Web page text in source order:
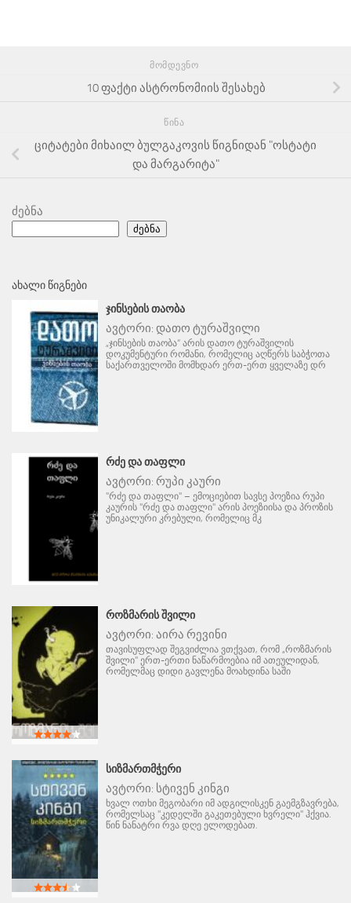
ᲛᲝᲛᲓᲔᲕᲜᲝ
10 ფაქტი ასტრონომიის შესახებ
ᲬᲘᲜᲐ
ციტატები მიხაილ ბულგაკოვის წიგნიდან "ოსტატი
და მარგარიტა"
ძებნა
ძებნა
ᲐᲮᲐᲚᲘ ᲬᲘᲒᲜᲔᲑᲘ
ᲯᲘᲜᲡᲔᲑᲘᲡ ᲗᲐᲝᲑᲐ
ავტორი: დათო ტურაშვილი
„ჯინსების თაობა“ არის დათო ტურაშვილის
დოკუმენტური რომანი, რომელიც აღწერს საბჭოთა
საქართველოში მომხდარ ერთ-ერთ ყველაზე დრ
ᲠᲫᲔ ᲓᲐ ᲗᲐᲤᲚᲘ
ავტორი: რუპი კაური
"რძე და თაფლი" – ემოციებით სავსე პოეზია რუპი
კაურის "რძე და თაფლი" არის პოეზიისა და პროზის
უნიკალური კრებული, რომელიც მკ
ᲠᲝᲖᲛᲐᲠᲘᲡ ᲨᲕᲘᲚᲘ
ავტორი: აირა რევინი
თავისუფლად შეგვიძლია ვთქვათ, რომ „როზმარის
შვილი" ერთ-ერთი ნაწარმოებია იმ ათეულიდან,
რომელმაც დიდი გავლენა მოახდინა საში
ᲡᲘᲖᲛᲐᲠᲗᲛᲭᲔᲠᲘ
ავტორი: სტივენ კინგი
ხვალ ოთხი მეგობარი იმ ადგილისკენ გაემგზავრება,
რომელსაც "კედელში გაკეთებული ხვრელი" ჰქვია.
წინ ნანატრი რვა დღე ელოდებათ.